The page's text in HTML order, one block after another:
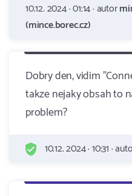
10.12. 2024 · 01:14 · autor
(mince.borec.cz)
Dobry den, vidim
takze nejaky obsah to
problem?
10.12. 2024 · 10:31 ·